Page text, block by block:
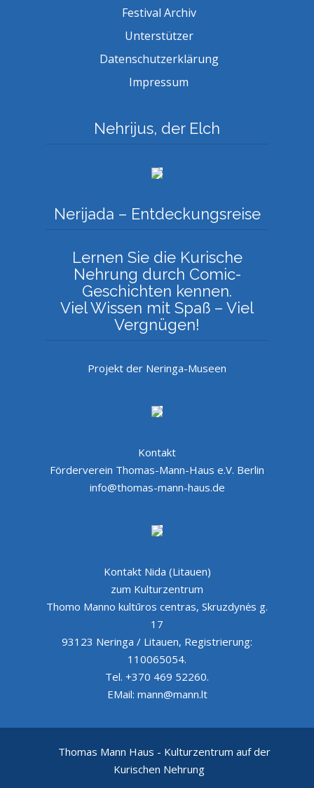
Festival Archiv
Unterstützer
Datenschutzerklärung
Impressum
Nehrijus, der Elch
Nerijada – Entdeckungsreise
Lernen Sie die Kurische
Nehrung durch Comic-
Geschichten kennen.
Viel Wissen mit Spaß – Viel
Vergnügen!
Projekt der Neringa-Museen
Kontakt
Förderverein Thomas-Mann-Haus e.V. Berlin
info@thomas-mann-haus.de
Kontakt Nida (Litauen)
zum Kulturzentrum
Thomo Manno kultūros centras, Skruzdynės g.
17
93123 Neringa / Litauen, Registrierung:
110065054.
Tel. +370 469 52260.
EMail: mann@mann.lt
Thomas Mann Haus - Kulturzentrum auf der
Kurischen Nehrung